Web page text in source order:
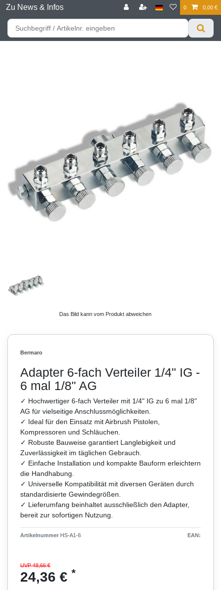
Zu News & Infos 0 0,00 €
Für bessere Preise HIER registrieren!
Das Bild kann vom Produkt abweichen
Bermaro
Adapter 6-fach Verteiler 1/4" IG -
6 mal 1/8" AG
✓ Hochwertiger 6-fach Verteiler mit 1/4" IG zu 6 mal 1/8"
AG für vielseitige Anschlussmöglichkeiten.
✓ Ideal für den Einsatz mit Airbrush Pistolen,
Kompressoren und Schläuchen.
✓ Robuste Bauweise garantiert Langlebigkeit und
Zuverlässigkeit im täglichen Gebrauch.
✓ Einfache Installation und kompakte Bauform erleichtern
die Handhabung.
✓ Universelle Kompatibilität mit diversen Geräten durch
standardisierte Gewindegrößen.
✓ Lieferumfang beinhaltet ausschließlich den Adapter,
bereit zur sofortigen Nutzung.
Artikelnummer HS-A1-6 EAN:
UVP 48,66 €
24,36 € *